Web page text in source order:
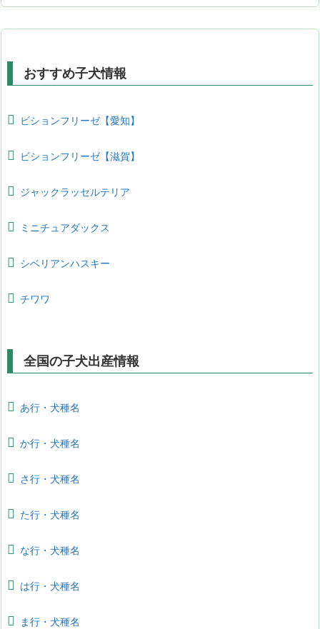
おすすめ子犬情報
ビションフリーゼ【愛知】
ビションフリーゼ【滋賀】
ジャックラッセルテリア
ミニチュアダックス
シベリアンハスキー
チワワ
全国の子犬出産情報
あ行・犬種名
か行・犬種名
さ行・犬種名
た行・犬種名
な行・犬種名
は行・犬種名
ま行・犬種名